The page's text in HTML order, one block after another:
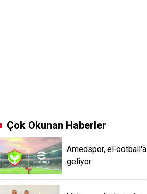
Çok Okunan Haberler
Amedspor, eFootball'a
geliyor